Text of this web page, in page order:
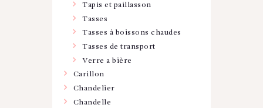
Tapis et paillasson
Tasses
Tasses à boissons chaudes
Tasses de transport
Verre a bière
Carillon
Chandelier
Chandelle